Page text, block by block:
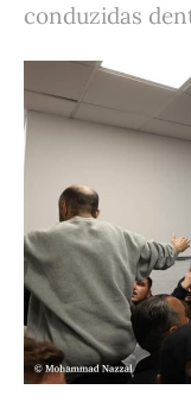
conduzidas